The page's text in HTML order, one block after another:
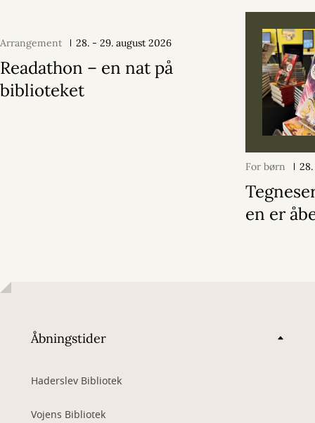
Arrangement 28. - 29. august 2026
Readathon – en nat på
biblioteket
For børn
en er
Åbningstider
Haderslev Bibliotek
Vojens Bibliotek